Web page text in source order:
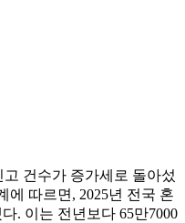
건수가 증가세로 돌아섰
에 따르면, 2025년 전국 혼
. 이는 전년보다 65만7000